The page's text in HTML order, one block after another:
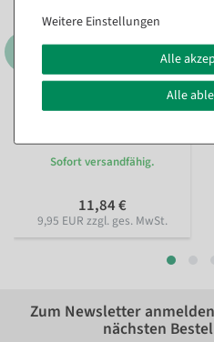
Nachhaltiges Geschenkband
m
Sofort versandfähig.
11,84 €
9,95 EUR zzgl. ges. MwSt.
Zum Newsletter
nächsten
Weitere Einstellungen
Alle
Alle